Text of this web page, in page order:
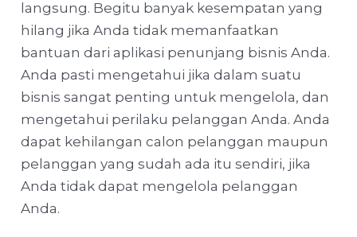
langsung. Begitu banyak kesempatan yang
hilang jika Anda tidak memanfaatkan
bantuan dari aplikasi penunjang bisnis Anda.
Anda pasti mengetahui jika dalam suatu
bisnis sangat penting untuk mengelola, dan
mengetahui perilaku pelanggan Anda. Anda
dapat kehilangan calon pelanggan maupun
pelanggan yang sudah ada itu sendiri, jika
Anda tidak dapat mengelola pelanggan
Anda.